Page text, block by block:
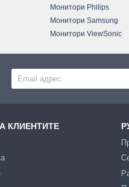
Монитори Philips
Монитори Samsung
Монитори ViewSonic
КЛИЕНТИТЕ